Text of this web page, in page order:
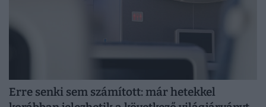
Erre senki sem számított: már hetekkel